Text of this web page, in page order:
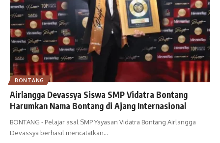
BONTANG
Airlangga Devassya Siswa SMP Vidatra Bontang
Harumkan Nama Bontang di Ajang Internasional
BONTANG - Pelajar asal SMP Yayasan Vidatra Bontang Airlangga
Devassya berhasil mencatatkan…